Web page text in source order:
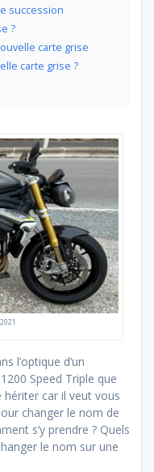
succession
?
carte grise
carte grise ?
l’optique d’un
Speed Triple que
car il veut vous
changer le nom de
s’y prendre ? Quels
le nom sur une